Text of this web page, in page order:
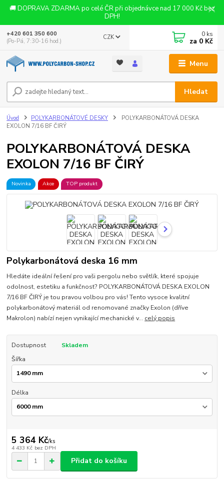
🚚 DOPRAVA ZDARMA po celé ČR při objednávce nad 17 000 Kč bez
DPH!
Menu
CZK
Hledat
+420 601 350 600
(Po-Pá, 7:30-16 hod.)
0 ks
za 0 Kč
Úvod POLYKARBONÁTOVÉ DESKY
POLYKARBONÁTOVÁ DESKA
EXOLON 7/16 BF ČIRÝ
POLYKARBONÁTOVÁ DESKA
EXOLON 7/16 BF ČIRÝ
Novinka Akce TOP produkt
Polykarbonátová deska 16 mm
Hledáte ideální řešení pro vaši pergolu nebo světlík, které spojuje
odolnost, estetiku a funkčnost? POLYKARBONÁTOVÁ DESKA EXOLON
7/16 BF ČIRÝ je tou pravou volbou pro vás! Tento vysoce kvalitní
polykarbonátový materiál od renomované značky Exolon (dříve
Makrolon) nabízí nejen vynikající mechanické v... celý popis
Dostupnost
Skladem
Šířka
Délka
5 364 Kč/ks
4 433 Kč bez DPH
Přidat do košíku